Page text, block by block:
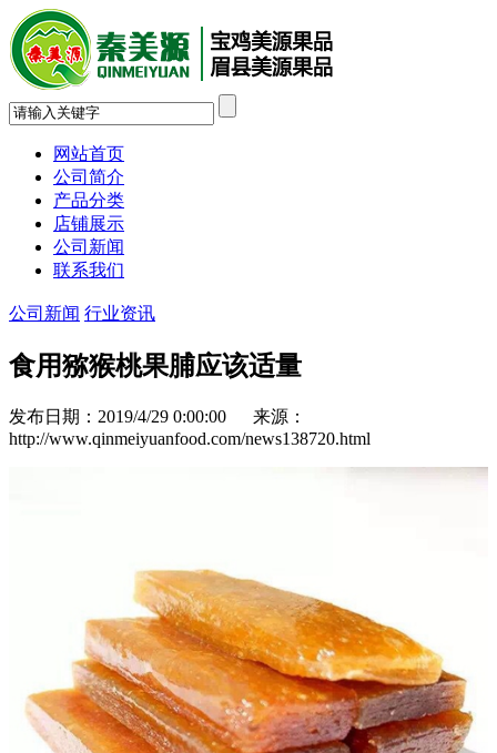
网站首页
公司简介
产品分类
店铺展示
公司新闻
联系我们
公司新闻 行业资讯
食用猕猴桃果脯应该适量
发布日期：2019/4/29 0:00:00 来源：
http://www.qinmeiyuanfood.com/news138720.html